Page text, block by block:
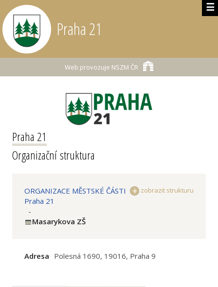
☰
Praha 21
Web provozuje NSZM ČR
Praha 21
Organizační struktura
zobrazit strukturu
ORGANIZACE MĚSTSKÉ ČÁSTI
Praha 21
-
Masarykova ZŠ
Adresa Polesná 1690, 19016, Praha 9